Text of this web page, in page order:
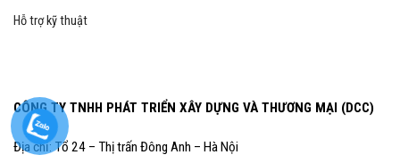
Hỗ trợ kỹ thuật
CÔNG TY TNHH PHÁT TRIỂN XÂY DỰNG VÀ THƯƠNG MẠI (DCC)
Địa chỉ: Tổ 24 – Thị trấn Đông Anh – Hà Nội